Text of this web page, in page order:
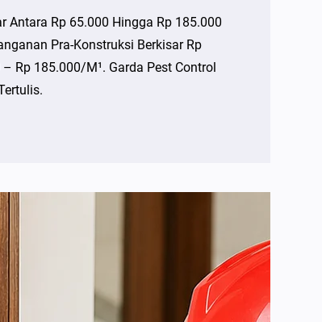
Antara Rp 65.000 Hingga Rp 185.000
Pra-Konstruksi Berkisar Rp
Rp 185.000/m¹. Garda Pest Control